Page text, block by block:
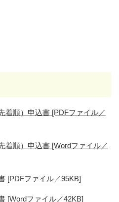
着順）申込書 [PDFファイル／
着順）申込書 [Wordファイル／
[PDFファイル／95KB]
[Wordファイル／42KB]